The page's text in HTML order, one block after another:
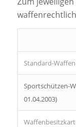
Standard-
Sportschützen-
01.04.2003)